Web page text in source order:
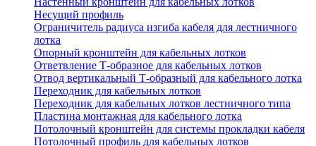
Несущий профиль
Ограничитель радиуса изгиба кабеля для лестничного
лотка
Опорный кронштейн для кабельных лотков
Ответвление Т-образное для кабельных лотков
Отвод вертикальный Т-образный для кабельного лотка
Переходник для кабельных лотков
Переходник для кабельных лотков лестничного типа
Пластина монтажная для кабельного лотка
Потолочный кронштейн для системы прокладки кабеля
Потолочный профиль для кабельных лотков